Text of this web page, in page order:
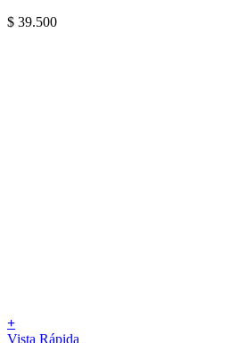
$ 39.500
+
Vista Rápida